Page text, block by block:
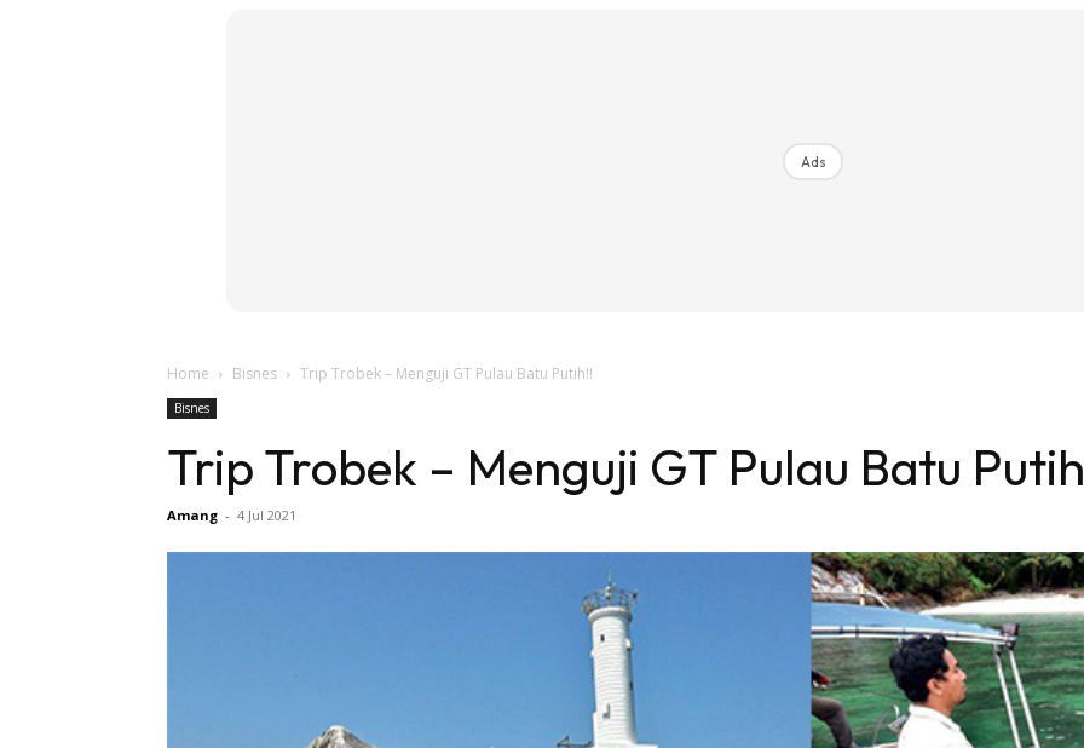
Ads
Home Bisnes Trip Trobek – Menguji GT Pulau Batu Putih!!
Bisnes
Trip Trobek – Menguji GT Pulau Batu
Amang - 4 Jul 2021